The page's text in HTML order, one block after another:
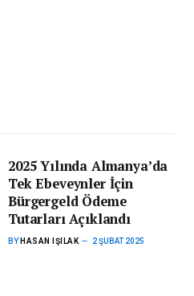
2025 Yılında Almanya’da
Tek Ebeveynler İçin
Bürgergeld Ödeme
Tutarları Açıklandı
BY HASAN IŞILAK 2 ŞUBAT 2025